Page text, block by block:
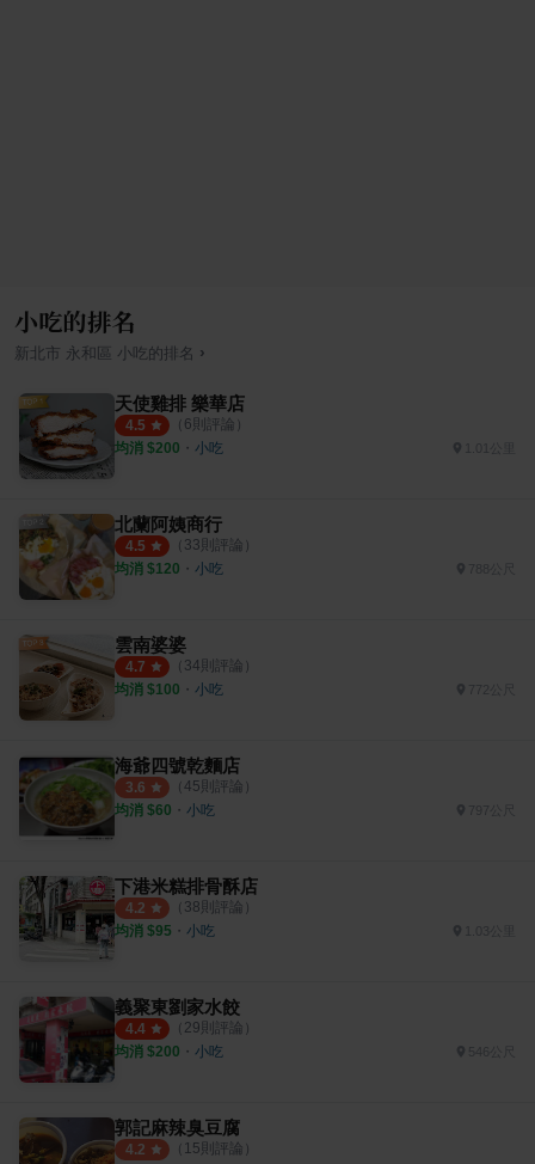
小吃的排名
新北市 永和區 小吃 的排名 ›
天使雞排 樂華店
4.5 （ 6則評論）
均消 $200 ・ 小吃
北蘭阿姨商行
4.5 （ 33則評論）
均消 $120 ・ 小吃
雲南婆婆
4.7 （ 34則評論）
均消 $100 ・ 小吃
海爺四號乾麵店
3.6 （ 45則評論）
均消 $60 ・ 小吃
下港米糕排骨酥店
4.2 （ 38則評論）
均消 $95 ・ 小吃
義聚東劉家水餃
4.4 （ 29則評論）
均消 $200 ・ 小吃 546公尺
郭記麻辣臭豆腐
4.2 （ 15則評論）